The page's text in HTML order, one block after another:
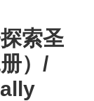
索圣
）/